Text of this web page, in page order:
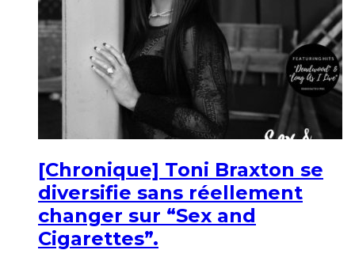
[Chronique] Toni Braxton se
diversifie sans réellement
changer sur “Sex and
Cigarettes”.